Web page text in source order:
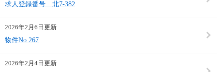
求人登録番号 北7-382
2026年2月6日更新
物件No.267
2026年2月4日更新